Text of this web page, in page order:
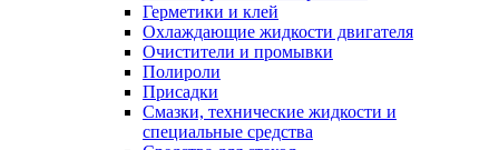
Герметики и клей
Охлаждающие жидкости двигателя
Очистители и промывки
Полироли
Присадки
Смазки, технические жидкости и
специальные средства